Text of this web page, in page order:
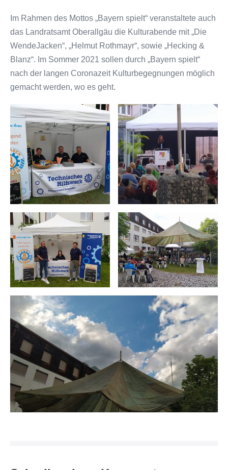
Im Rahmen des Mottos „Bayern spielt“ veranstaltete auch
das Landratsamt Oberallgäu die Kulturabende mit „Die
WendeJacken“, „Helmut Rothmayr“, sowie „Hecking &
Blanz“. Im Sommer 2021 sollen durch „Bayern spielt“
nach der langen Coronazeit Kulturbegegnungen möglich
gemacht werden, wo es geht.